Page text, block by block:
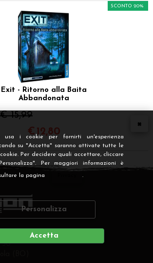
usa i cookie per fornirti un'esperienza
su "Accetta" saranno attivate tutte le
Per decidere quali accettare, cliccare
Per maggiori informazioni è
la pagina .
Personalizza
Accetta
Exit - Ritorno alla Baita
Abbandonata
€ 15,99
SCONTO 20%
€ 12,80
SRL
30